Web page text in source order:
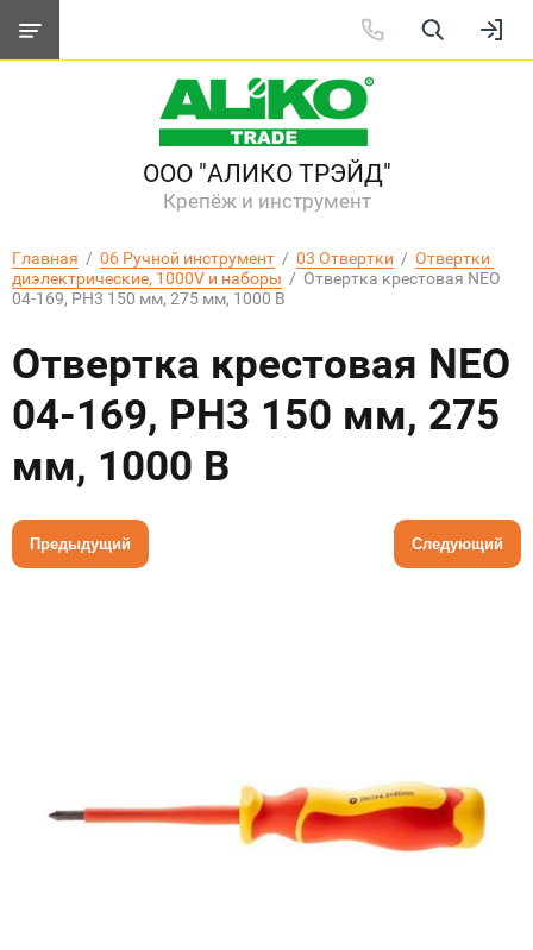
ООО "АЛИКО ТРЭЙД"
Крепёж и инструмент
Главная
  /
06 Ручной инструмент
  /
03 Отвертки
  /
Отвертки
диэлектрические, 1000V и наборы
  /  Отвертка крестовая NEO
04-169, PH3 150 мм, 275 мм, 1000 В
Отвертка крестовая NEO
04-169, PH3 150 мм, 275
мм, 1000 В
Предыдущий Следующий